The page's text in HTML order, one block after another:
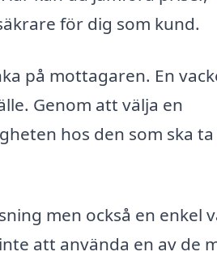
för dig som kund.
på mottagaren. En
Genom att välja en
hos den som ska
men också en enkel
att använda en av de